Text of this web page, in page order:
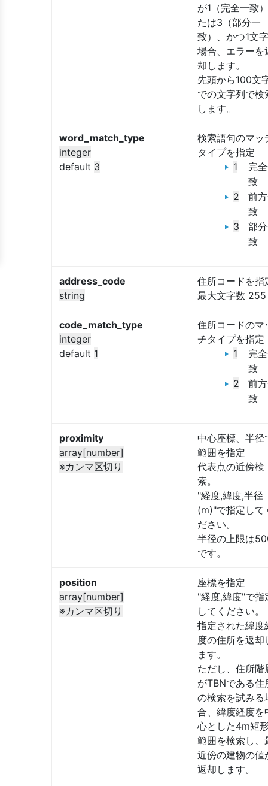
が1（完全一致
たは3（部分一
致）、かつ1文
場合、エラーを
却します。
先頭から100文
での文字列で検
します。
word_match_type
integer
default 3
検索語句のマッ
タイプを指定
1
完
致
2
前
致
3
部
致
address_code
string
住所コードを指
最大文字数 255
code_match_type
integer
default 1
住所コードのマ
チタイプを指定
1
完
致
2
前
致
proximity
array[number]
※カンマ区切り
中心座標、半径
範囲を指定
代表点の近傍検
索。
"経度,緯度,半径
(m)"で指定して
ださい。
半径の上限は
です。
position
array[number]
※カンマ区切り
座標を指定
"経度,緯度"で指
してください。
指定された緯度
度の住所を返却
ます。
ただし、住所階
がTBNである住
の検索を試みる
合、緯度経度を
心とした4m矩
範囲を検索し、
近傍の建物の値
返却します。